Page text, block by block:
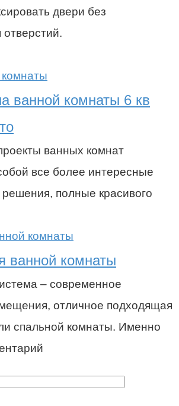
двери без
ванной комнаты 6 кв
ванных комнат
все более интересные
полные красивого
комнаты
ванной комнаты
– современное
отличное подходящая
спальной комнаты. Именно